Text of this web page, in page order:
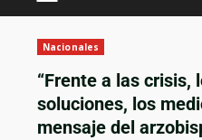
Nacionales
“Frente a las crisis,
soluciones, los
mensaje del